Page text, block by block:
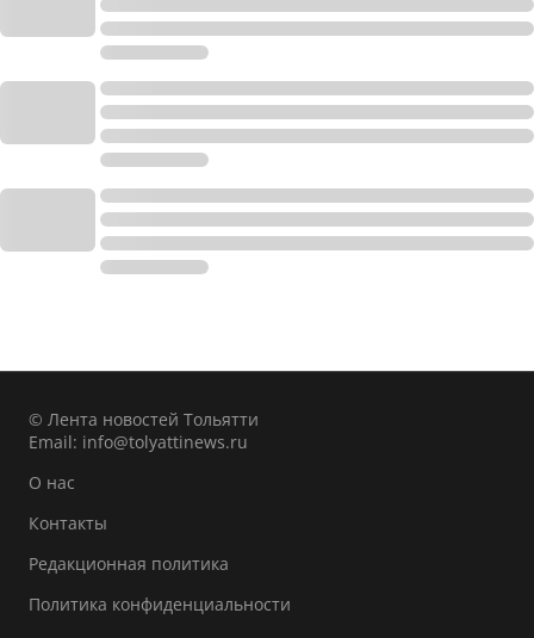
© Лента новостей Тольятти
Email: info@tolyattinews.ru
О нас
Контакты
Редакционная политика
Политика конфиденциальности